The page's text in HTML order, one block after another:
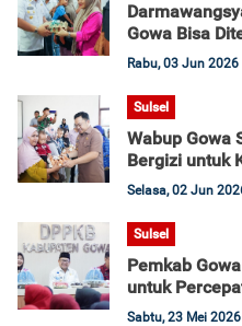
Gowa Bisa
Rabu, 03 Jun
Sulsel
Wabup Gowa
Bergizi untuk
Selasa, 02 Jun
Sulsel
Pemkab
untuk
Sabtu, 23 Mei